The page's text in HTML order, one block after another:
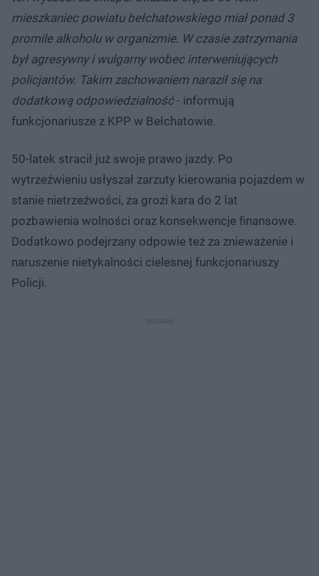
mieszkaniec powiatu bełchatowskiego miał ponad 3
promile alkoholu w organizmie. W czasie zatrzymania
był agresywny i wulgarny wobec interweniujących
policjantów. Takim zachowaniem naraził się na
dodatkową odpowiedzialność- informują
funkcjonariusze z KPP w Bełchatowie.
50-latek stracił już swoje prawo jazdy. Po
wytrzeźwieniu usłyszał zarzuty kierowania pojazdem w
stanie nietrzeźwości, za grozi kara do 2 lat
pozbawienia wolności oraz konsekwencje finansowe.
Dodatkowo podejrzany odpowie też za znieważenie i
naruszenie nietykalności cielesnej funkcjonariuszy
Policji.